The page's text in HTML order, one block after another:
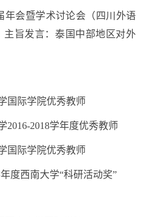
年会暨学术讨论会（四川外语
主旨发言：泰国中部地区对外
国际学院优秀教师
2016-2018学年度优秀教师
国际学院优秀教师
度西南大学“科研活动奖”